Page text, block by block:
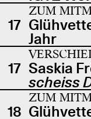
17
ZUM
Jahr
17 Saskia
scheiss
18
ZUM